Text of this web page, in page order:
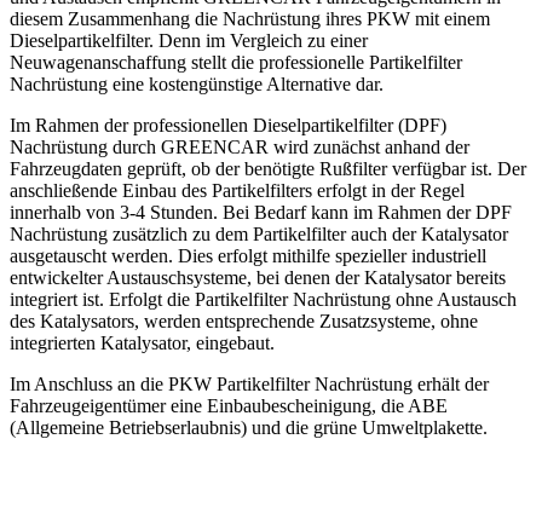
diesem Zusammenhang die Nachrüstung ihres PKW mit einem
Dieselpartikelfilter. Denn im Vergleich zu einer
Neuwagenanschaffung stellt die professionelle Partikelfilter
Nachrüstung eine kostengünstige Alternative dar.
Im Rahmen der professionellen Dieselpartikelfilter (DPF)
Nachrüstung durch GREENCAR wird zunächst anhand der
Fahrzeugdaten geprüft, ob der benötigte Rußfilter verfügbar ist. Der
anschließende Einbau des Partikelfilters erfolgt in der Regel
innerhalb von 3-4 Stunden. Bei Bedarf kann im Rahmen der DPF
Nachrüstung zusätzlich zu dem Partikelfilter auch der Katalysator
ausgetauscht werden. Dies erfolgt mithilfe spezieller industriell
entwickelter Austauschsysteme, bei denen der Katalysator bereits
integriert ist. Erfolgt die Partikelfilter Nachrüstung ohne Austausch
des Katalysators, werden entsprechende Zusatzsysteme, ohne
integrierten Katalysator, eingebaut.
Im Anschluss an die PKW Partikelfilter Nachrüstung erhält der
Fahrzeugeigentümer eine Einbaubescheinigung, die ABE
(Allgemeine Betriebserlaubnis) und die grüne Umweltplakette.